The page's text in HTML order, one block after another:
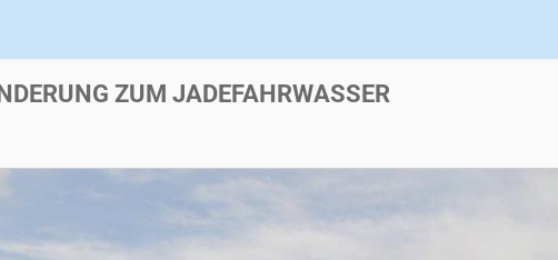
ZUM JADEFAHRWASSER